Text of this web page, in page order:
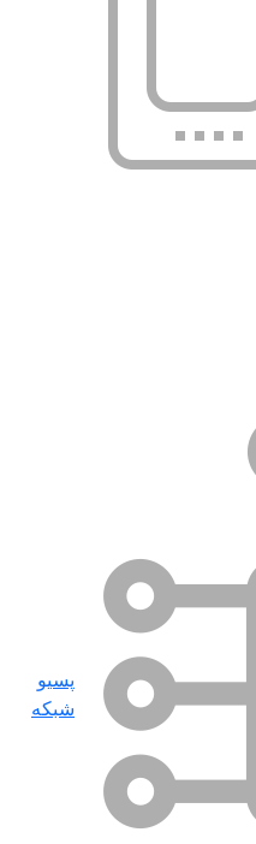
پسیو
شبکه